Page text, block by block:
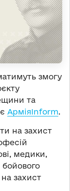
змогу
та
АрміяInform.
на захист
медики,
бойового
захист